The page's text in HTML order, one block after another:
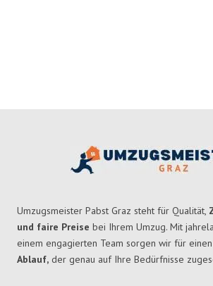
Umzugsmeister Pabst Graz steht für Qualität,
und faire Preise bei Ihrem Umzug. Mit
einem engagierten Team sorgen wir für einen
Ablauf, der genau auf Ihre Bedürfnisse